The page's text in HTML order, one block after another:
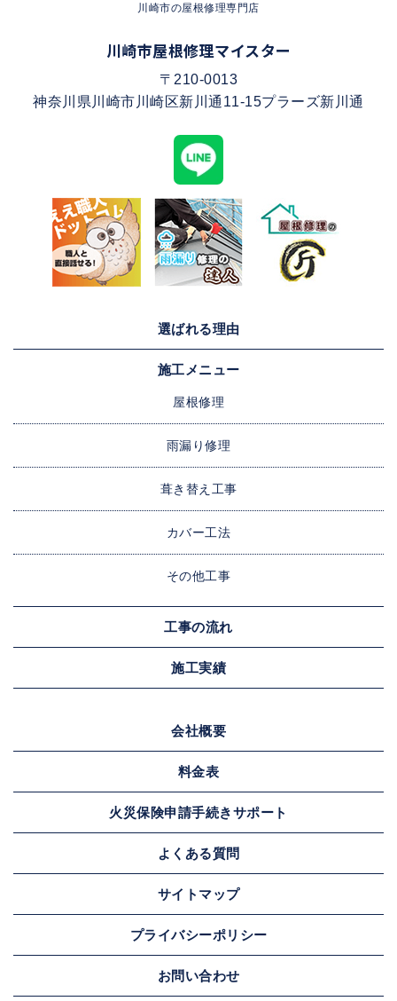
川崎市の屋根修理専門店
川崎市屋根修理マイスター
〒210-0013
神奈川県川崎市川崎区新川通11-15プラーズ新川通
選ばれる理由
施工メニュー
屋根修理
雨漏り修理
葺き替え工事
カバー工法
その他工事
工事の流れ
施工実績
会社概要
料金表
火災保険申請手続きサポート
よくある質問
サイトマップ
プライバシーポリシー
お問い合わせ